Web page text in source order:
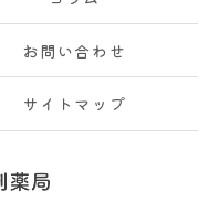
お問い合わせ
サイトマップ